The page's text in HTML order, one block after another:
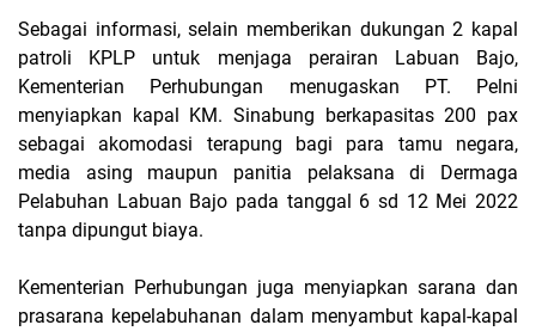
Sebagai informasi, selain memberikan dukungan 2 kapal
patroli KPLP untuk menjaga perairan Labuan Bajo,
Kementerian Perhubungan menugaskan PT. Pelni
menyiapkan kapal KM. Sinabung berkapasitas 200 pax
sebagai akomodasi terapung bagi para tamu negara,
media asing maupun panitia pelaksana di Dermaga
Pelabuhan Labuan Bajo pada tanggal 6 sd 12 Mei 2022
tanpa dipungut biaya.
Kementerian Perhubungan juga menyiapkan sarana dan
prasarana kepelabuhanan dalam menyambut kapal-kapal